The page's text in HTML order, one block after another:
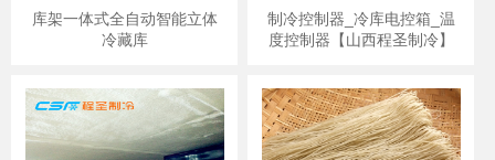
库架一体式全自动智能立体
冷藏库
制冷控制器_冷库电控箱_温
度控制器【山西程圣制冷】